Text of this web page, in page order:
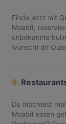
Finde jetzt mit
Moabit,
unbekannte
wünscht dir
9.
Du möchtest
Moabit essen